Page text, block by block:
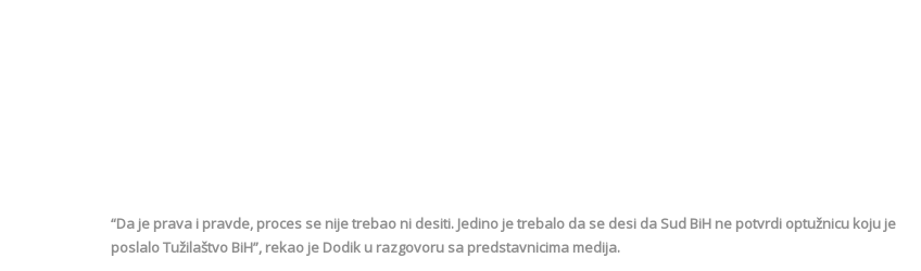
“Da je prava i pravde, proces se nije trebao ni desiti. Jedino je trebalo da se desi da Sud BiH ne potvrdi optužnicu koju je
poslalo Tužilaštvo BiH”, rekao je Dodik u razgovoru sa predstavnicima medija.